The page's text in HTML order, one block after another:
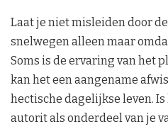
Laat je niet misleiden door
snelwegen alleen maar
Soms is de ervaring van het
kan het een aangename
hectische dagelijkse leven.
autorit als onderdeel van je